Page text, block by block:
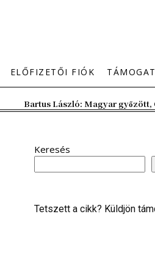
ELŐFIZETŐI FIÓK
Bartus László: Magyar győzött,
Keresés
Tetszett a cikk? Küldjön